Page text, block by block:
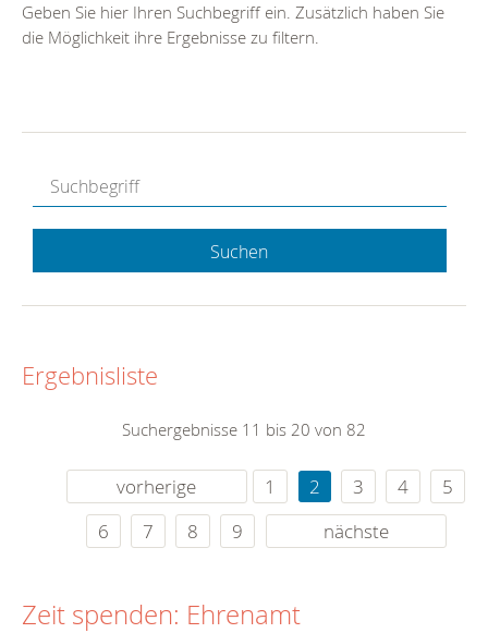
Geben Sie hier Ihren Suchbegriff ein. Zusätzlich haben Sie
die Möglichkeit ihre Ergebnisse zu filtern.
Suchen
Ergebnisliste
Suchergebnisse 11 bis 20 von 82
vorherige 1 2 3 4
5
6
7 8 9 nächste
Zeit spenden: Ehrenamt